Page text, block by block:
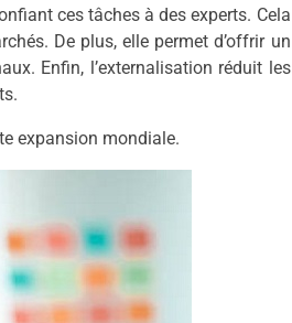
ces tâches à des experts. Cela
De plus, elle permet d’offrir un
Enfin, l’externalisation réduit les
expansion mondiale.